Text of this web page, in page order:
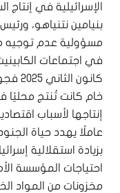
الإسرائيلية في
بنيامين نتنياهو،
مسؤولية عدم توجيه
في اجتماعات
خام كانت تُنتج
إنتاجها لأسباب
عاملًا يهدد حياة
بزيادة استقلالية
احتياجات المؤسسة
مخزونات من المواد